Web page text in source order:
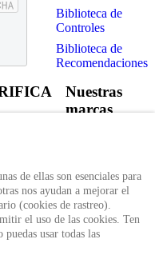
Biblioteca de
Controles
Biblioteca de
Recomendaciones
por
usando
único
Nuestras
marcas
de ellas son esenciales para
nos ayudan a mejorar el
(cookies de rastreo).
el uso de las cookies. Ten
puedas usar todas las